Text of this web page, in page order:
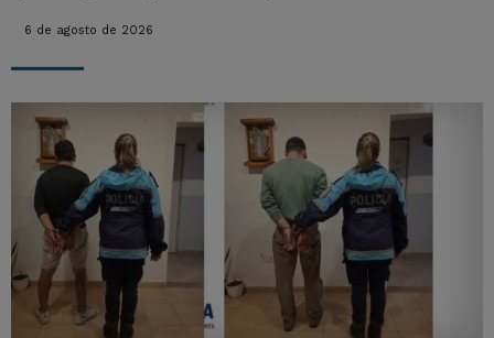
6 de agosto de 2026